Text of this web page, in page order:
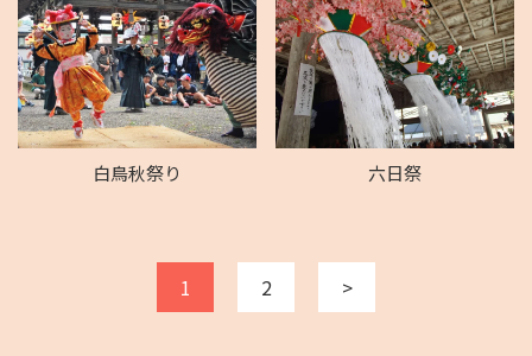
白鳥秋祭り 六日祭
1 2 >